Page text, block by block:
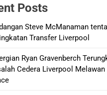
Posts
Steve McManaman
Transfer Liverpool
Ryan Gravenberch
Cedera Liverpool Melawan